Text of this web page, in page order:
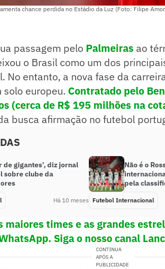
chance perdida no Estádio da Luz (Foto: Filipe
passagem pelo Palmeiras ao
o Brasil como um dos
No entanto, a nova fase da
europeu. Contratado pelo
(cerca de R$ 195 milhões na
busca afirmação no futebol
de gigantes’, diz jornal
sobre clube da
Há 10 meses
Não é o
pela
Futebol Internacional
maiores times e as grandes
Siga o nosso canal
CONTINUA
APÓS A
PUBLICIDADE